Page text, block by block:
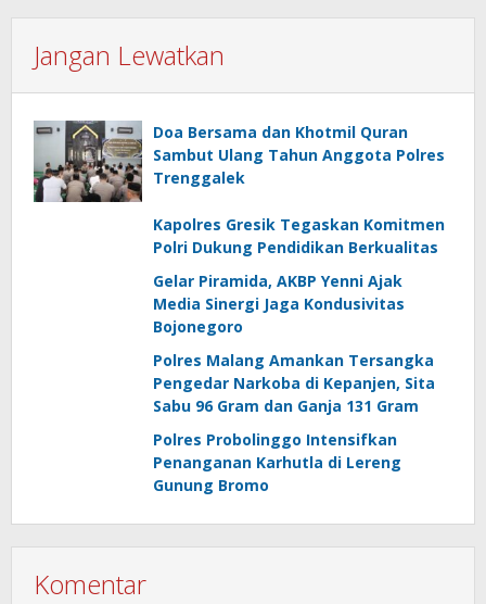
Jangan Lewatkan
Doa Bersama dan Khotmil Quran
Sambut Ulang Tahun Anggota Polres
Trenggalek
Kapolres Gresik Tegaskan Komitmen
Polri Dukung Pendidikan Berkualitas
Gelar Piramida, AKBP Yenni Ajak
Media Sinergi Jaga Kondusivitas
Bojonegoro
Polres Malang Amankan Tersangka
Pengedar Narkoba di Kepanjen, Sita
Sabu 96 Gram dan Ganja 131 Gram
Polres Probolinggo Intensifkan
Penanganan Karhutla di Lereng
Gunung Bromo
Komentar